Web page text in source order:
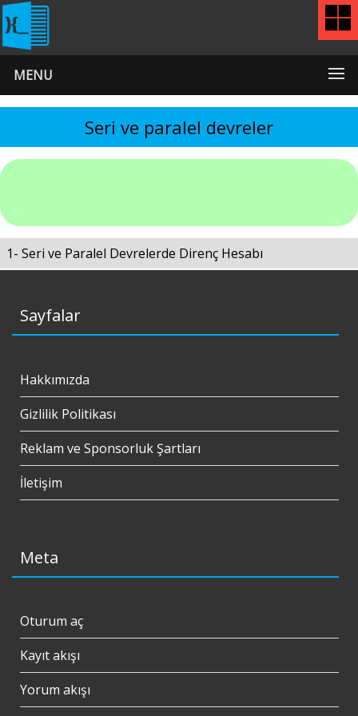
MENU
Seri ve paralel devreler
1- Seri ve Paralel Devrelerde Direnç Hesabı
Sayfalar
Hakkımızda
Gizlilik Politikası
Reklam ve Sponsorluk Şartları
İletişim
Meta
Oturum aç
Kayıt akışı
Yorum akışı